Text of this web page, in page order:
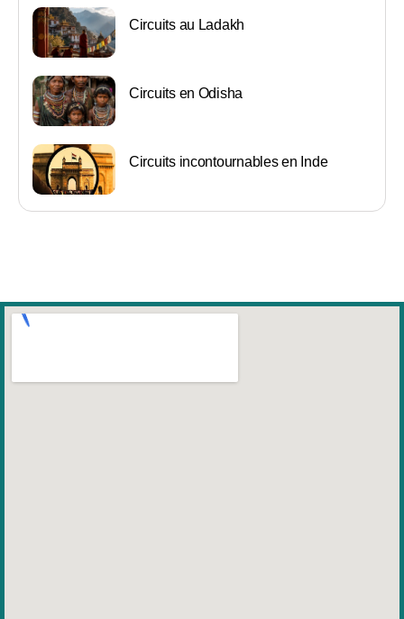
Circuits au Ladakh
Circuits en Odisha
Circuits incontournables en Inde